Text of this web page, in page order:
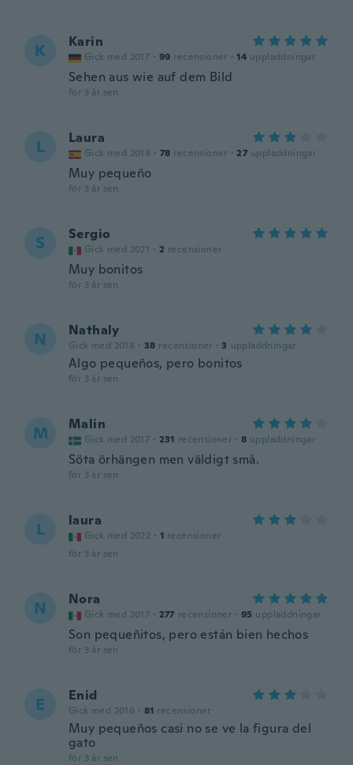
K Karin
Gick med 2017 · 99 recensioner · 14 uppladdningar
Sehen aus wie auf dem Bild
för 3 år sen
L Laura
Gick med 2018 · 78 recensioner · 27 uppladdningar
Muy pequeño
för 3 år sen
S Sergio
Gick med 2021 · 2 recensioner
Muy bonitos
för 3 år sen
N Nathaly
Gick med 2018 · 38 recensioner · 3 uppladdningar
Algo pequeños, pero bonitos
för 3 år sen
M Malin
Gick med 2017 · 231 recensioner · 8 uppladdningar
Söta örhängen men väldigt små.
för 3 år sen
L laura
Gick med 2022 · 1 recensioner
för 3 år sen
N Nora
Gick med 2017 · 277 recensioner · 95 uppladdningar
Son pequeñitos, pero están bien hechos
för 3 år sen
E Enid
Gick med 2016 · 81 recensioner
Muy pequeños casi no se ve la figura del
gato
för 3 år sen